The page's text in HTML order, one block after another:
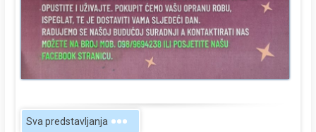
Sva predstavljanja